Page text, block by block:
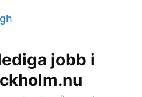
jobb i